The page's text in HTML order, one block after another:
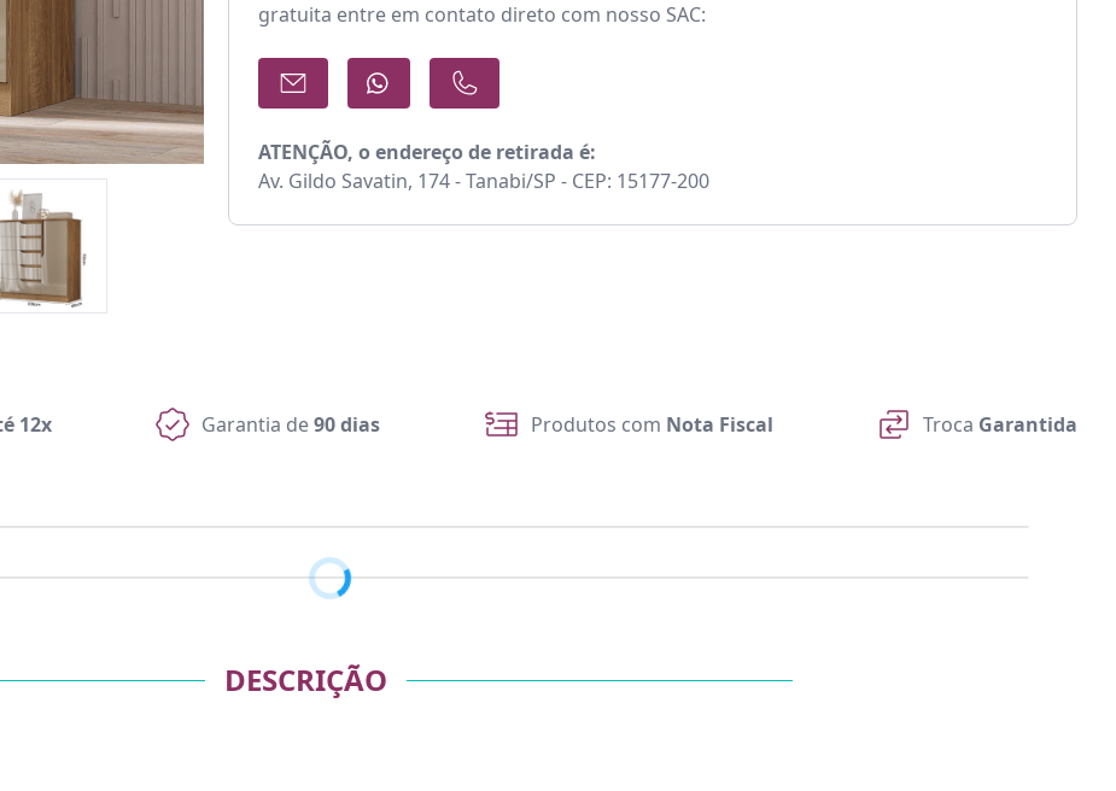
gratuita entre em contato direto com nosso SAC:
ATENÇÃO, o endereço de retirada é:
Av. Gildo Savatin, 174 - Tanabi/SP - CEP: 15177-200
12x Garantia de90 dias Produtos com Nota Fiscal Troca Garantida
DESCRIÇÃO